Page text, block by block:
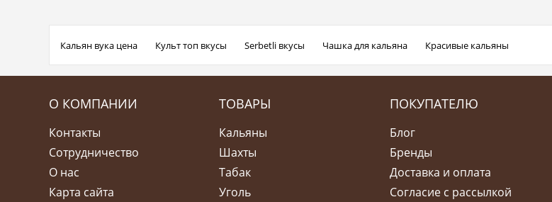
Кальян вука цена Культ топ вкусы Serbetli вкусы Чашка для кальяна Красивые кальяны
О КОМПАНИИ
Контакты
Сотрудничество
О нас
Карта сайта
ТОВАРЫ
Кальяны
Шахты
Табак
Уголь
ПОКУПАТЕЛЮ
Блог
Бренды
Доставка и оплата
Согласие с рассылкой